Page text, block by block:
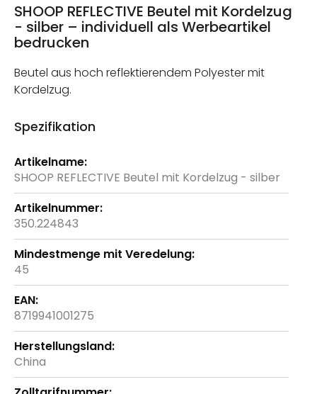
SHOOP REFLECTIVE Beutel mit Kordelzug
- silber – individuell als Werbeartikel
bedrucken
Beutel aus hoch reflektierendem Polyester mit
Kordelzug.
Spezifikation
Weitere
Informationen
SHOOP REFLECTIVE Beutel mit Kordelzug - silber
350.224843
45
8719941001275
China